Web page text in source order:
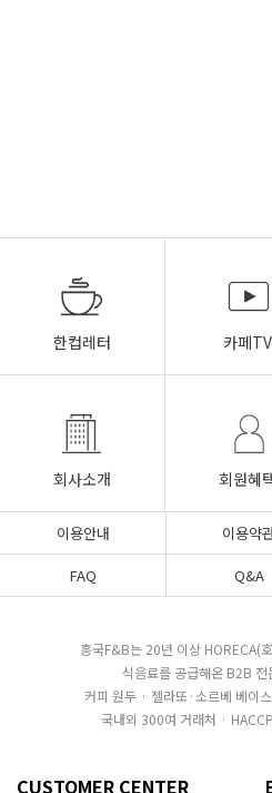
한컵레터 카페TV
회사소개 회원혜
이용안내 이용약
FAQ
Q&A
흥국F&B는 20년 이상 HORECA(
식음료를 공급해온 B2B 전
커피 원두 · 젤라또·소르베 베이
국내외 300여 거래처 ·
CUSTOMER CENTER